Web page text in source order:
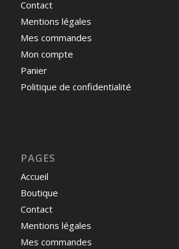
Contact
Mentions légales
Mes commandes
Mon compte
Panier
Politique de confidentialité
PAGES
Accueil
Boutique
Contact
Mentions légales
Mes commandes